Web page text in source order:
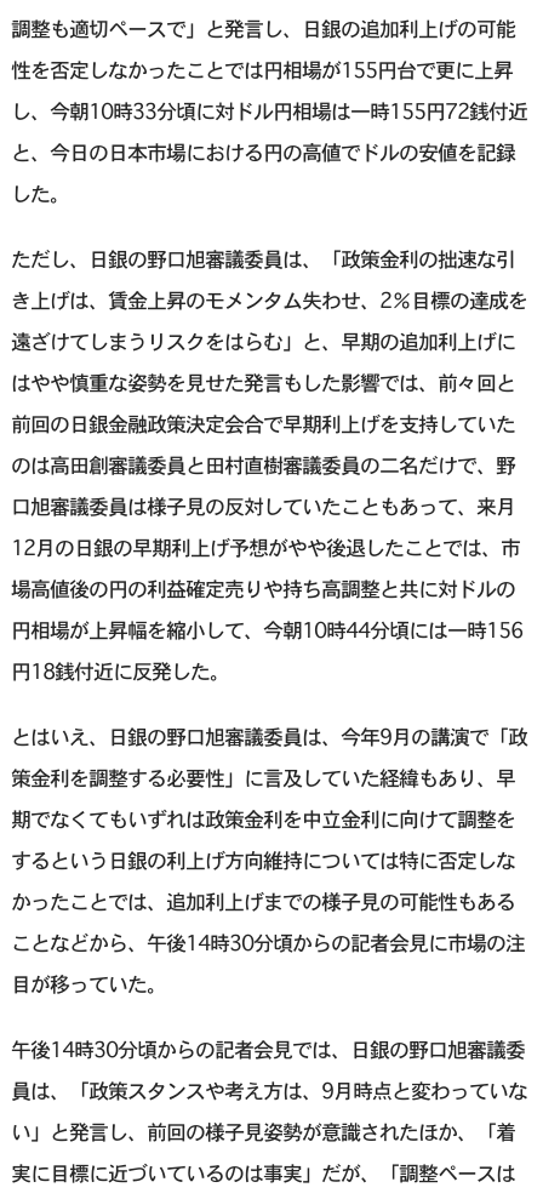
調整も適切ペースで」と発言し、日銀の追加利上げの可能
性を否定しなかったことでは円相場が155円台で更に上昇
し、今朝10時33分頃に対ドル円相場は一時155円72銭付近
と、今日の日本市場における円の高値でドルの安値を記録
した。
ただし、日銀の野口旭審議委員は、「政策金利の拙速な引
き上げは、賃金上昇のモメンタム失わせ、2％目標の達成を
遠ざけてしまうリスクをはらむ」と、早期の追加利上げに
はやや慎重な姿勢を見せた発言もした影響では、前々回と
前回の日銀金融政策決定会合で早期利上げを支持していた
のは高田創審議委員と田村直樹審議委員の二名だけで、野
口旭審議委員は様子見の反対していたこともあって、来月
12月の日銀の早期利上げ予想がやや後退したことでは、市
場高値後の円の利益確定売りや持ち高調整と共に対ドルの
円相場が上昇幅を縮小して、今朝10時44分頃には一時156
円18銭付近に反発した。
とはいえ、日銀の野口旭審議委員は、今年9月の講演で「政
策金利を調整する必要性」に言及していた経緯もあり、早
期でなくてもいずれは政策金利を中立金利に向けて調整を
するという日銀の利上げ方向維持については特に否定しな
かったことでは、追加利上げまでの様子見の可能性もある
ことなどから、午後14時30分頃からの記者会見に市場の注
目が移っていた。
午後14時30分頃からの記者会見では、日銀の野口旭審議委
員は、「政策スタンスや考え方は、9月時点と変わっていな
い」と発言し、前回の様子見姿勢が意識されたほか、「着
実に目標に近づいているのは事実」だが、「調整ペースは